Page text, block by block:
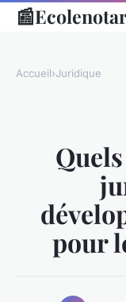
📰
Accueil›Juridique
pour